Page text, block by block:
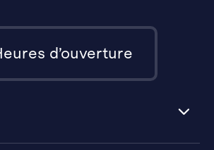
d’ouverture